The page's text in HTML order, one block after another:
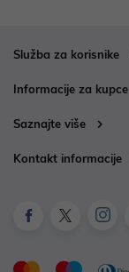
Služba za korisnike
Informacije za kupce
Saznajte više
Kontakt informacije